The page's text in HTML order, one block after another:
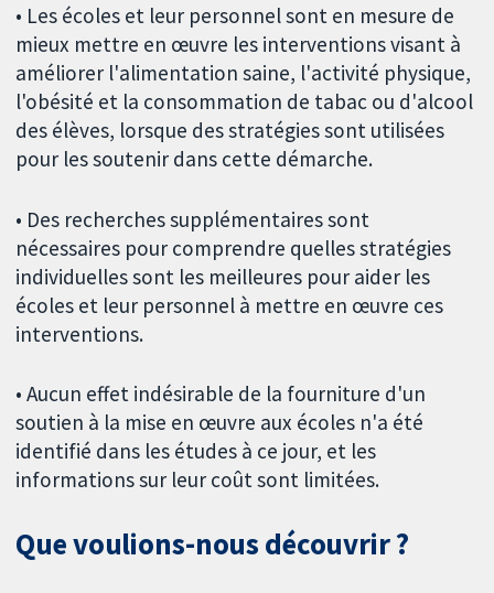
• Les écoles et leur personnel sont en mesure de
mieux mettre en œuvre les interventions visant à
améliorer l'alimentation saine, l'activité physique,
l'obésité et la consommation de tabac ou d'alcool
des élèves, lorsque des stratégies sont utilisées
pour les soutenir dans cette démarche.
• Des recherches supplémentaires sont
nécessaires pour comprendre quelles stratégies
individuelles sont les meilleures pour aider les
écoles et leur personnel à mettre en œuvre ces
interventions.
• Aucun effet indésirable de la fourniture d'un
soutien à la mise en œuvre aux écoles n'a été
identifié dans les études à ce jour, et les
informations sur leur coût sont limitées.
Que voulions-nous découvrir ?